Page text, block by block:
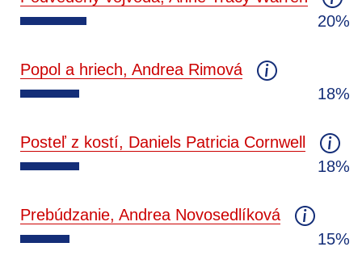
20%
Popol a hriech, Andrea Rimová
18%
Posteľ z kostí, Daniels Patricia Cornwell
18%
Prebúdzanie, Andrea Novosedlíková
15%